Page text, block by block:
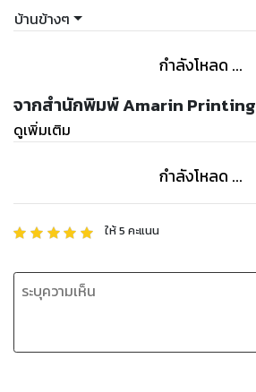
ถ้าฟังเพลงไหนแล้วชอบก็อย่าลืมส่งไปให้
บ้านข้างๆ
กำลังโหลด ...
จากสำนักพิมพ์ Amarin
ดูเพิ่มเติม
กำลังโหลด ...
ให้5 คะแนน